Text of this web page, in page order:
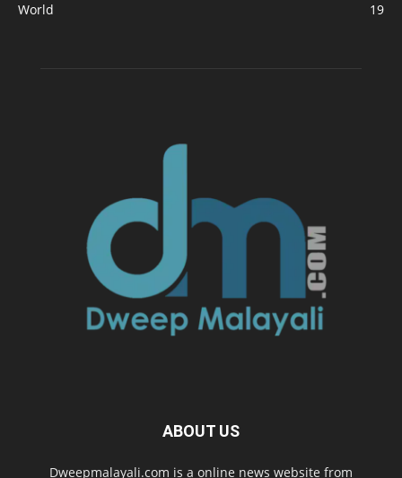
World
19
ABOUT US
Dweepmalayali.com is a online news website from